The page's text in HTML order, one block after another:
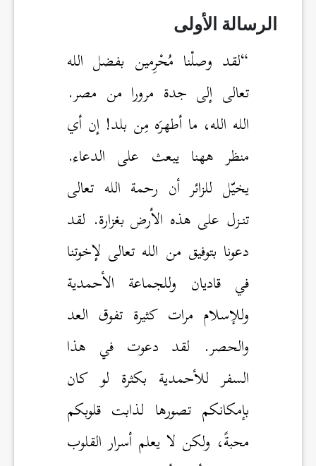
الرسالة الأولى
“لقد وصلْنا مُحْرِمين بفضل الله
تعالى إلى جدة مرورا من مصر.
الله الله، ما أطهرَه مِن بلد! إن أي
منظر ههنا يبعث على الدعاء.
يخيّل للزائر أن رحمة الله تعالى
تنـزل على هذه الأرض بغزارة. لقد
دعونا بتوفيق من الله تعالى لإخوتنا
في قاديان وللجماعة الأحمدية
وللإسلام مرات كثيرة تفوق العد
والحصر. لقد دعوت في هذا
السفر للأحمدية بكثرة لو كان
بإمكانكم تصورها لذابت قلوبكم
محبةً، ولكن لا يعلم أسرار القلوب